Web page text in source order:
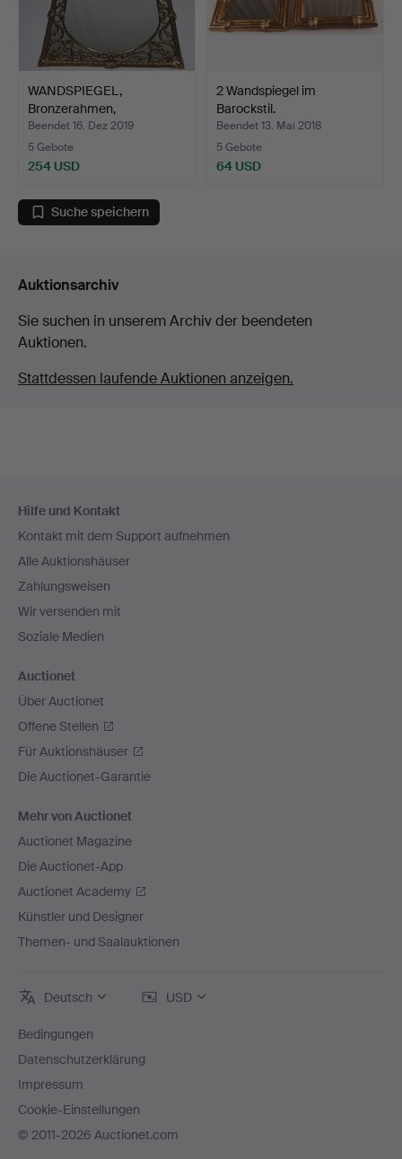
WANDSPIEGEL,
Bronzerahmen,
HxB:ca.128x63cm.
Beendet 16. Dez 2019
5 Gebote
254 USD
2 Wandspiegel im
Barockstil.
Beendet 13. Mai 2018
5 Gebote
64 USD
Suche speichern
Auktionsarchiv
Sie suchen in unserem Archiv der beendeten
Auktionen.
Stattdessen laufende Auktionen anzeigen.
Navigation
Hilfe und Kontakt
Kontakt mit dem Support aufnehmen
Alle Auktionshäuser
Zahlungsweisen
Wir versenden mit
Soziale Medien
Auctionet
Über Auctionet
Offene Stellen
Für Auktionshäuser
Die Auctionet-Garantie
Mehr von Auctionet
Auctionet Magazine
Die Auctionet-App
Auctionet Academy
Künstler und Designer
Themen- und Saalauktionen
Deutsch USD
Bedingungen
Datenschutzerklärung
Impressum
Cookie-Einstellungen
© 2011-2026 Auctionet.com